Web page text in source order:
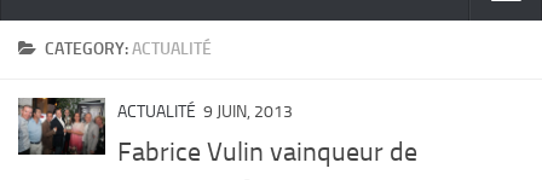
ACTUALITÉ
PORTRAITS
CATEGORY:ACTUALITÉ
ACTUALITÉ 9 JUIN, 2013
Fabrice Vulin vainqueur de